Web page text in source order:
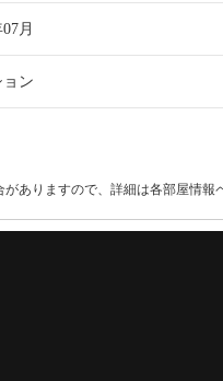
月
ョン
ありますので、詳細は各部屋情報